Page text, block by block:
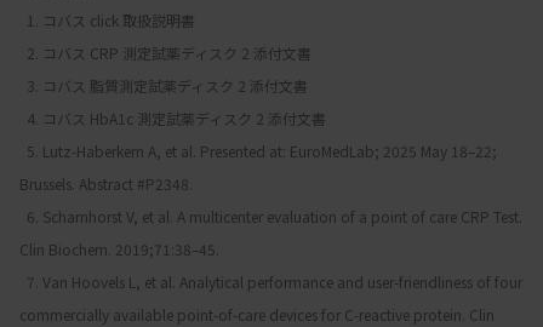
1. コバス click 取扱説明書
2. コバス CRP 測定試薬ディスク 2 添付文書
3. コバス 脂質測定試薬ディスク 2 添付文書
4. コバス HbA1c 測定試薬ディスク 2 添付文書
5. Lutz-Haberkern A, et al. Presented at: EuroMedLab; 2025 May 18–22;
Brussels. Abstract #P2348.
6. Scharnhorst V, et al. A multicenter evaluation of a point of care CRP Test.
Clin Biochem. 2019;71:38–45.
7. Van Hoovels L, et al. Analytical performance and user-friendliness of four
commercially available point-of-care devices for C-reactive protein. Clin